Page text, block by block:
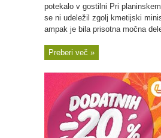
potekalo v gostilni Pri
se ni udeležil zgolj kmetijski
ampak je bila prisotna močna
Preberi več »